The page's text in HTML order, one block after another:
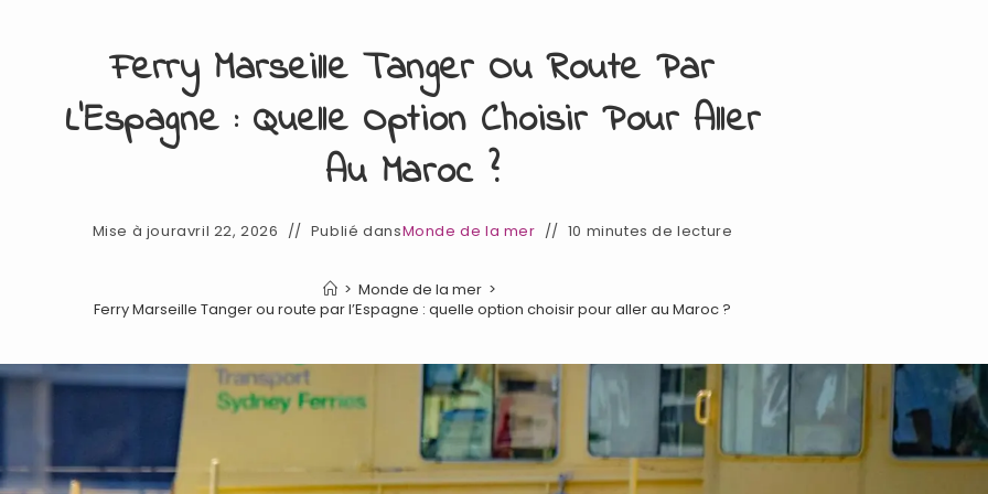
Ferry Marseille Tanger Ou Route Par
L’Espagne : Quelle Option Choisir Pour Aller
Au Maroc ?
Mise à jouravril 22, 2026 Publié dansMonde de la mer 10 minutes de lecture
> Monde de la mer >
Ferry Marseille Tanger ou route par l’Espagne : quelle option choisir pour aller au Maroc ?